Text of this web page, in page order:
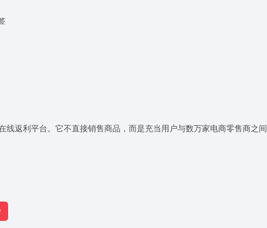
线返利平台。它不直接销售商品，而是充当用户与数万家电商零售商之间